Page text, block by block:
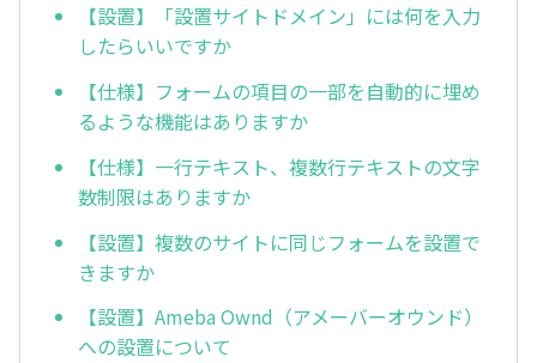
【設置】「設置サイトドメイン」には何を入力
したらいいですか
【仕様】フォームの項目の一部を自動的に埋め
るような機能はありますか
【仕様】一行テキスト、複数行テキストの文字
数制限はありますか
【設置】複数のサイトに同じフォームを設置で
きますか
【設置】Ameba Ownd（アメーバーオウンド）
への設置について